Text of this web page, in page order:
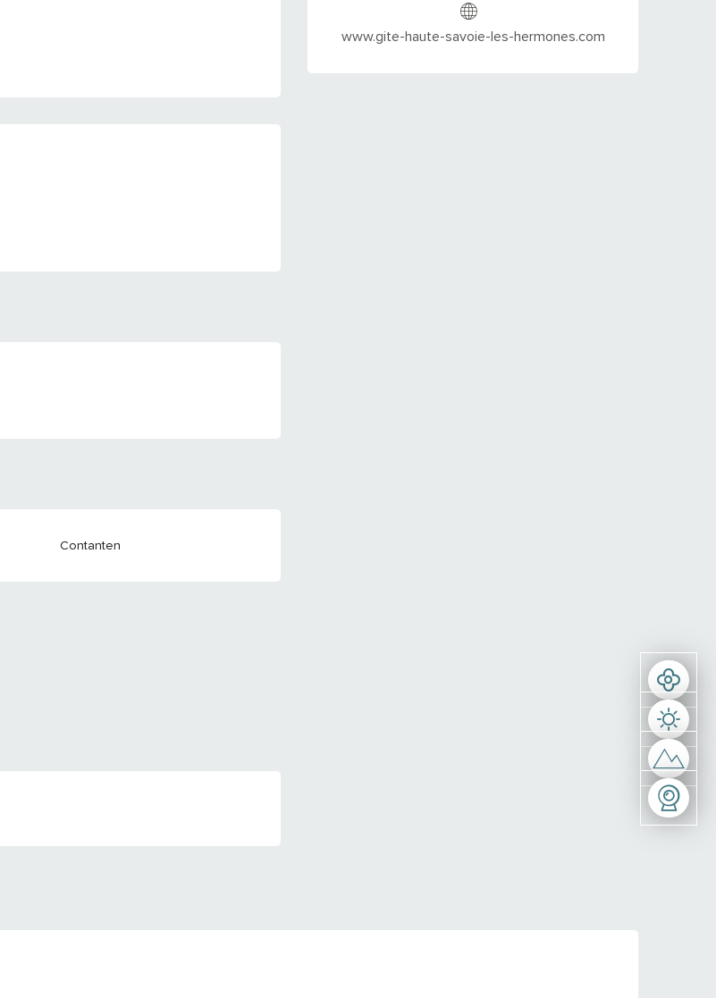
www.gite-haute-savoie-les-hermones.com
Contanten